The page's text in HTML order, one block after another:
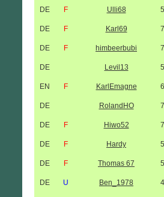
DE F Ulli68
DE F Karl69
DE F himbeerbubi
DE Levil13
EN F KarlEmagne
DE RolandHO
DE F Hiwo52
DE F Hardy
DE F Thomas 67
DE U Ben_1978